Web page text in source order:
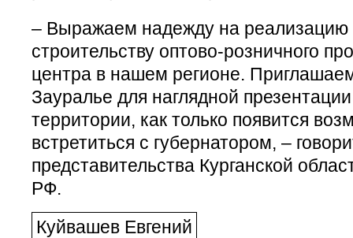
– Выражаем надежду на реализацию
строительству оптово-розничного
центра в нашем регионе.
Зауралье для наглядной
территории, как только появится
встретиться с губернатором, –
представительства Курганской
РФ.
Куйвашев Евгений